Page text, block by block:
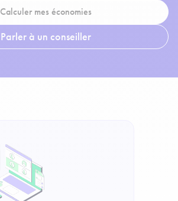
Calculer mes économies
Parler à un conseiller